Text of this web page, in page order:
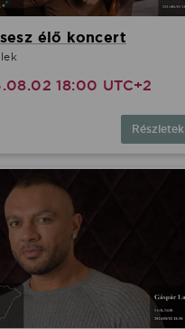
élő koncert
18:00 UTC+2
Részletek